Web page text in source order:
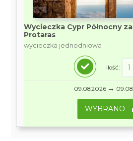
Wycieczka Cypr Północny
Protaras
wycieczka jednodniowa
Ilość:
09.08.2026 →
WYBRANO